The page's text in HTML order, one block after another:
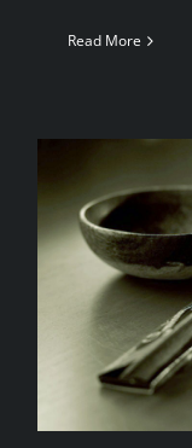
Read More